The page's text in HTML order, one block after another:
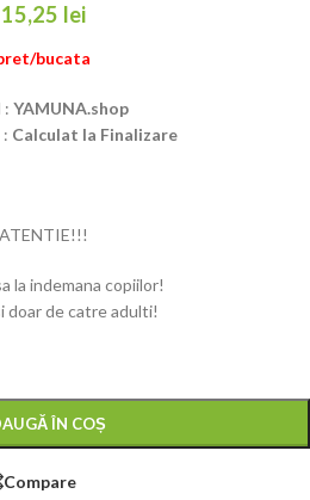
15,25 lei
bucata
: YAMUNA.shop
Calculat la Finalizare
ATENTIE!!!
la indemana copiilor!
doar de catre adulti!
ÎN COȘ
Compare